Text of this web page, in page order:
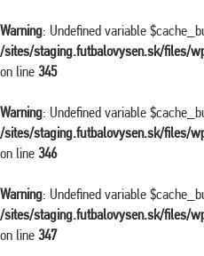
Warning: Undefined variable
/sites/staging.futbalovysen.sk/files/
on line 345
Warning: Undefined variable
/sites/staging.futbalovysen.sk/files/
on line 346
Warning: Undefined variable
/sites/staging.futbalovysen.sk/files/
on line 347